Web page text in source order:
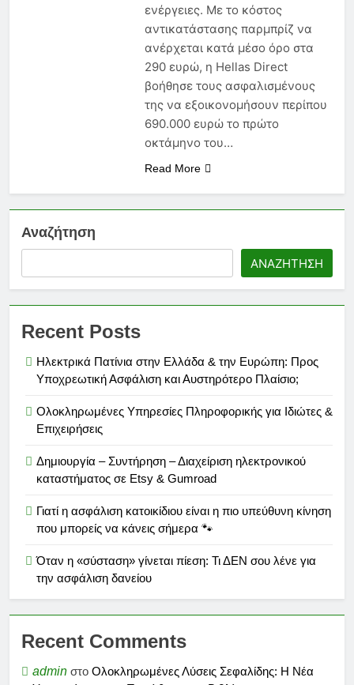
ενέργειες. Με το κόστος
αντικατάστασης παρμπρίζ να
ανέρχεται κατά μέσο όρο στα
290 ευρώ, η Hellas Direct
βοήθησε τους ασφαλισμένους
της να εξοικονομήσουν περίπου
690.000 ευρώ το πρώτο
οκτάμηνο του…
Read More
Αναζήτηση
ΑΝΑΖΉΤΗΣΗ
Recent Posts
Ηλεκτρικά Πατίνια στην Ελλάδα & την Ευρώπη: Προς
Υποχρεωτική Ασφάλιση και Αυστηρότερο Πλαίσιο;
Ολοκληρωμένες Υπηρεσίες Πληροφορικής για Ιδιώτες &
Επιχειρήσεις
Δημιουργία – Συντήρηση – Διαχείριση ηλεκτρονικού
καταστήματος σε Etsy & Gumroad
Γιατί η ασφάλιση κατοικίδιου είναι η πιο υπεύθυνη κίνηση
που μπορείς να κάνεις σήμερα 🐾
Όταν η «σύσταση» γίνεται πίεση: Τι ΔΕΝ σου λένε για
την ασφάλιση δανείου
Recent Comments
admin στο Ολοκληρωμένες Λύσεις Σεφαλίδης: Η Νέα